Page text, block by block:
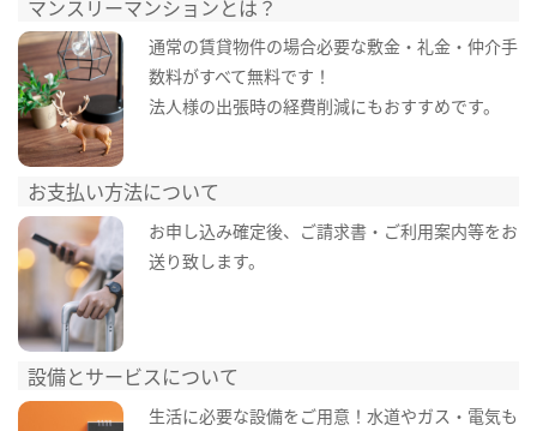
マンスリーマンションとは？
通常の賃貸物件の場合必要な敷金・礼金・仲介手
数料がすべて無料です！
法人様の出張時の経費削減にもおすすめです。
お支払い方法について
お申し込み確定後、ご請求書・ご利用案内等をお
送り致します。
設備とサービスについて
生活に必要な設備をご用意！水道やガス・電気も